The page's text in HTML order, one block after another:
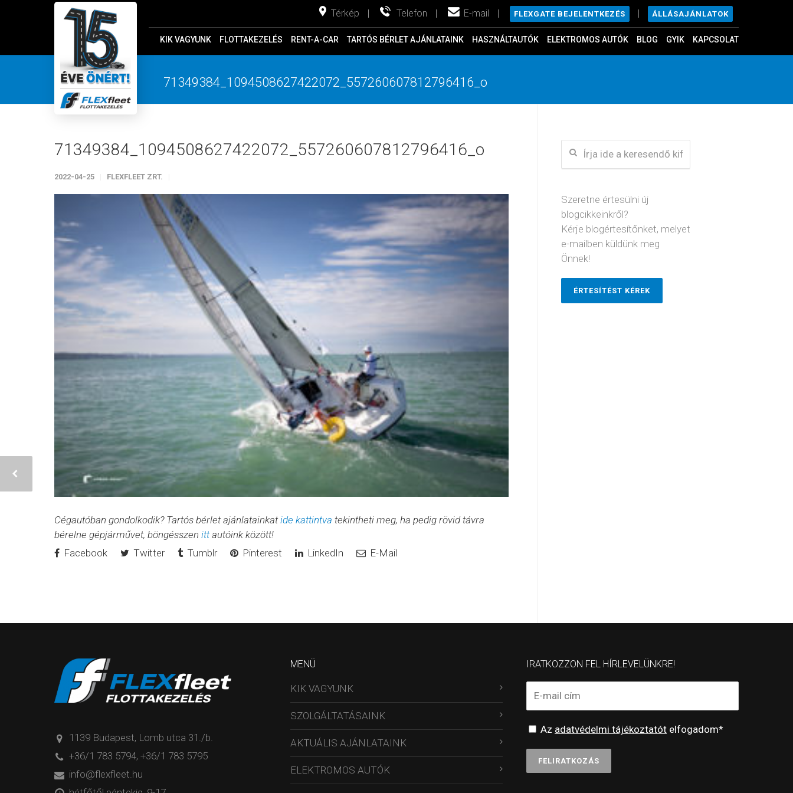
Térkép | Telefon | E-mail | FLEXGATE BEJELENTKEZÉS | ÁLLÁSAJÁNLATOK
KIK VAGYUNK FLOTTAKEZELÉS RENT-A-CAR TARTÓS BÉRLET AJÁNLATAINK HASZNÁLTAUTÓK ELEKTROMOS AUTÓK BLOG GYIK KAPCSOLAT
71349384_1094508627422072_557260607812796416_o
71349384_1094508627422072_557260607812796416_o
2022-04-25 FLEXFLEET ZRT.
Cégautóban gondolkodik? Tartós bérlet ajánlatainkatide kattintva tekintheti meg, ha pedig rövid távra
bérelne gépjárművet, böngésszen ittautóink között!
Facebook
Twitter Tumblr Pinterest LinkedIn E-Mail
Szeretne értesülni új
blogcikkeinkről?
Kérje blogértesítőnket, melyet
e-mailben küldünk meg
Önnek!
ÉRTESÍTÉST KÉREK
1139 Budapest, Lomb utca 31./b.
+36/1 783 5794, +36/1 783 5795
info@flexfleet.hu
MENÜ
KIK VAGYUNK
SZOLGÁLTATÁSAINK
AKTUÁLIS AJÁNLATAINK
ELEKTROMOS AUTÓK
IRATKOZZON FEL HÍRLEVELÜNKRE!
Az adatvédelmi tájékoztatót elfogadom*